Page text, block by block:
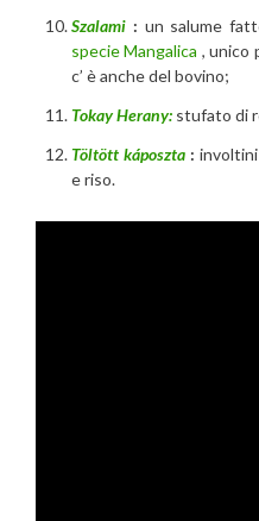
Szalami : un salume
specie Mangalica , unico
c’ è anche del bovino;
Tokay Herany: stufato di
Töltött káposzta :
e riso.